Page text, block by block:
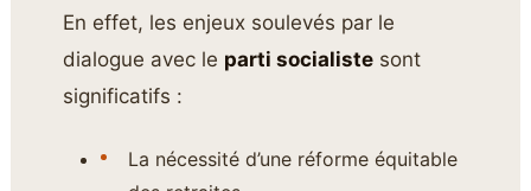
En effet, les enjeux soulevés par le
dialogue avec le parti socialiste sont
significatifs :
La nécessité d’une réforme équitable